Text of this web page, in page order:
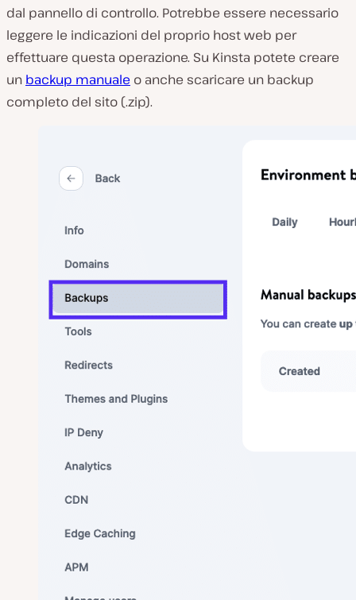
dal pannello di controllo. Potrebbe essere necessario
leggere le indicazioni del proprio host web per
effettuare questa operazione. Su Kinsta potete creare
un backup manuale o anche scaricare un backup
completo del sito (.zip).